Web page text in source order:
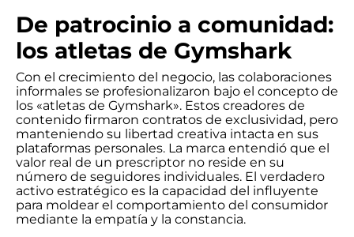
De patrocinio a comunidad:
los atletas de Gymshark
Con el crecimiento del negocio, las colaboraciones
informales se profesionalizaron bajo el concepto de
los «atletas de Gymshark». Estos creadores de
contenido firmaron contratos de exclusividad, pero
manteniendo su libertad creativa intacta en sus
plataformas personales. La marca entendió que el
valor real de un prescriptor no reside en su
número de seguidores individuales. El verdadero
activo estratégico es la capacidad del influyente
para moldear el comportamiento del consumidor
mediante la empatía y la constancia.